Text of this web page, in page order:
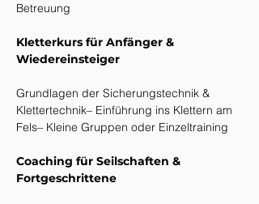
Betreuung
Kletterkurs für Anfänger &
Wiedereinsteiger
Grundlagen der Sicherungstechnik &
Klettertechnik– Einführung ins Klettern am
Fels– Kleine Gruppen oder Einzeltraining
Coaching für Seilschaften &
Fortgeschrittene